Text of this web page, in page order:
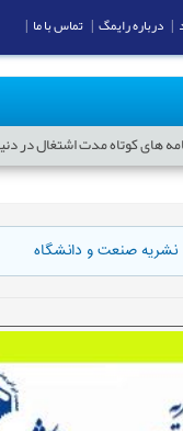
های کوتاه ‏مدت اشتغال در دنیا
نشریه صنعت و دانشگاه
درباره رایمگ تماس با ما